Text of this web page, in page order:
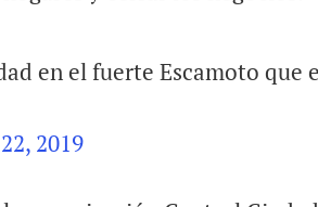
en el fuerte Escamoto que
2019